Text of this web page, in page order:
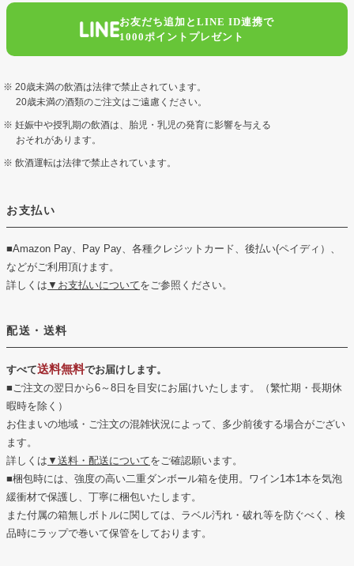
お友だち追加とLINE ID連携で
1000ポイントプレゼント
20歳未満の飲酒は法律で禁止されています。
20歳未満の酒類のご注文はご遠慮ください。
妊娠中や授乳期の飲酒は、胎児・乳児の発育に影響を与える
おそれがあります。
飲酒運転は法律で禁止されています。
お支払い
■Amazon Pay、Pay Pay、各種クレジットカード、後払い(ペイディ）、
などがご利用頂けます。
詳しくは ▼お支払いについてをご参照ください。
配送・送料
すべて送料無料でお届けします。
■ご注文の翌日から6～8日を目安にお届けいたします。（繁忙期・長期休
暇時を除く）
お住まいの地域・ご注文の混雑状況によって、多少前後する場合がござい
ます。
詳しくは ▼送料・配送についてをご確認願います。
■梱包時には、強度の高い二重ダンボール箱を使用。ワイン1本1本を気泡
緩衝材で保護し、丁寧に梱包いたします。
また付属の箱無しボトルに関しては、ラベル汚れ・破れ等を防ぐべく、検
品時にラップで巻いて保管をしております。